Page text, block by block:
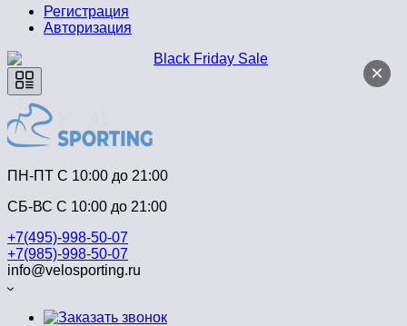
Регистрация
Авторизация
×
ПН-ПТ C 10:00 до 21:00
СБ-ВС С 10:00 до 21:00
+7(495)-998-50-07
+7(985)-998-50-07
info@velosporting.ru